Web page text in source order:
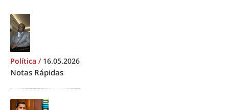
Política / 16.05.2026
Notas Rápidas